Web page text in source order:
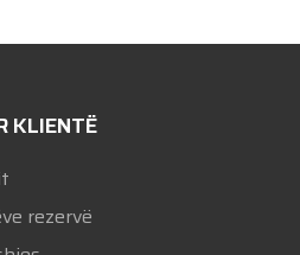
KLIENTË
rezervë